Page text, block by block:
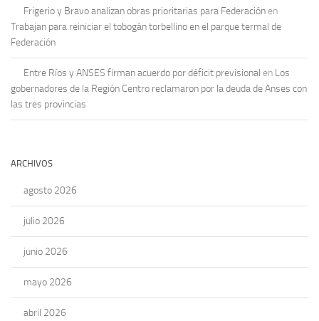
Frigerio y Bravo analizan obras prioritarias para Federación en
Trabajan para reiniciar el tobogán torbellino en el parque termal de
Federación
Entre Ríos y ANSES firman acuerdo por déficit previsional en Los
gobernadores de la Región Centro reclamaron por la deuda de Anses con
las tres provincias
ARCHIVOS
agosto 2026
julio 2026
junio 2026
mayo 2026
abril 2026